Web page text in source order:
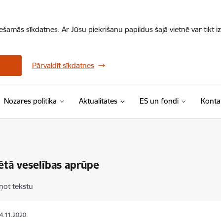
sīkdatnes. Ar Jūsu piekrišanu papildus šajā vietnē var tikt
Pārvaldīt sīkdatnes
Nozares politika Aktualitātes ES un fondi
veselības aprūpe
tekstu